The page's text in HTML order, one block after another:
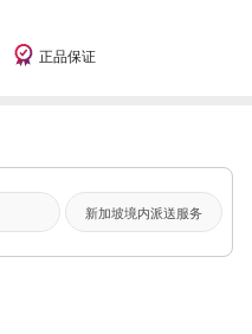
正品保证
新加坡境内派送服务